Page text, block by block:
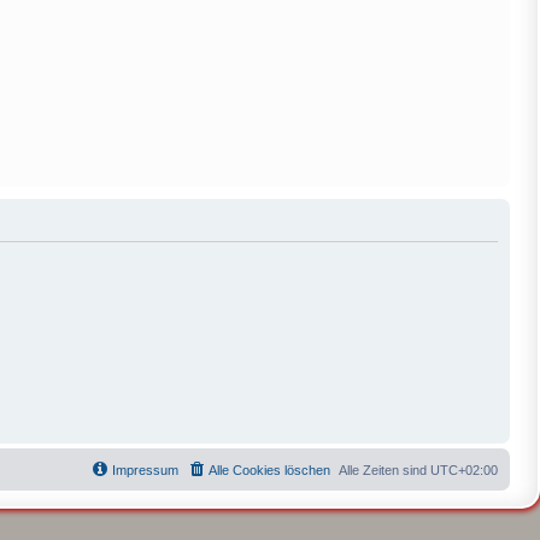
Alle Zeiten sind UTC+02:00
Alle Cookies löschen
Impressum